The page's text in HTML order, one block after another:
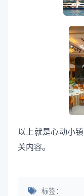
以上就是心动小
关内容。
标签：